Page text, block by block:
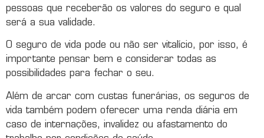
pessoas que receberão os valores do seguro e qual
será a sua validade.
O seguro de vida pode ou não ser vitalício, por isso, é
importante pensar bem e considerar todas as
possibilidades para fechar o seu.
Além de arcar com custas funerárias, os seguros de
vida também podem oferecer uma renda diária em
caso de internações, invalidez ou afastamento do